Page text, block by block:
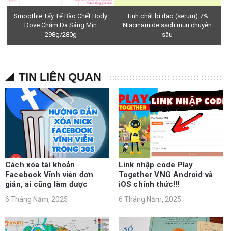
Smoothie Tẩy Tế Bào Chết Body
Dove Chăm Da Sáng Mịn
298g/280g
Tinh chất bí đao (serum) 7%
Niacinamide sạch mụn chuyên
sâu
TIN LIÊN QUAN
Cách xóa tài khoản
Facebook Vĩnh viễn đơn
giản, ai cũng làm được
6 Tháng Năm, 2025
Link nhập code Play
Together VNG Android và
iOS chính thức!!!
6 Tháng Năm, 2025